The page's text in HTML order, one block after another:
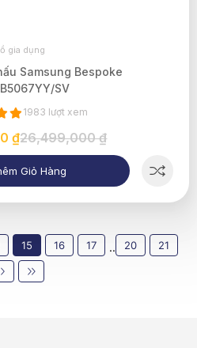
gia dụng
Samsung Bespoke
SV
1983 lượt xem
₫26,499,000 ₫
Giỏ Hàng
15 16 17 .. 20 21